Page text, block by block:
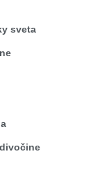
sveta